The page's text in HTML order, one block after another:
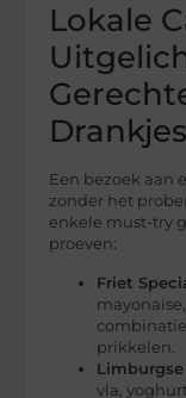
Lokale
Drankjes
Een bezoek aan
zonder het
enkele must-try
proeven:
Friet
prikkelen.
vla,